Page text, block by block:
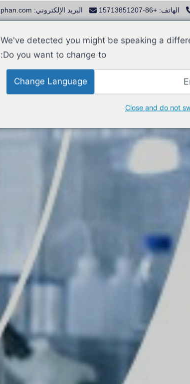
الهاتف: +86-15713851207 البريد الإلكتروني: sale@lanphan.com
الاستخلاص النباتي علم الأدوية المختبر
We've detected you might be speaking a
Do you want to change to:
Change Language
Close and do not